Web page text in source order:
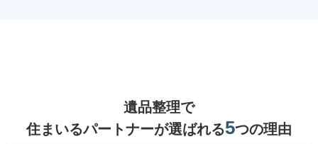
遺品整理で
住まいるパートナーが選ばれる5つの理由